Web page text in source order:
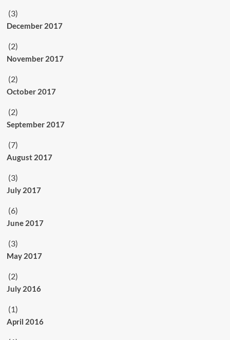
(3)
December 2017
(2)
November 2017
(2)
October 2017
(2)
September 2017
(7)
August 2017
(3)
July 2017
(6)
June 2017
(3)
May 2017
(2)
July 2016
(1)
April 2016